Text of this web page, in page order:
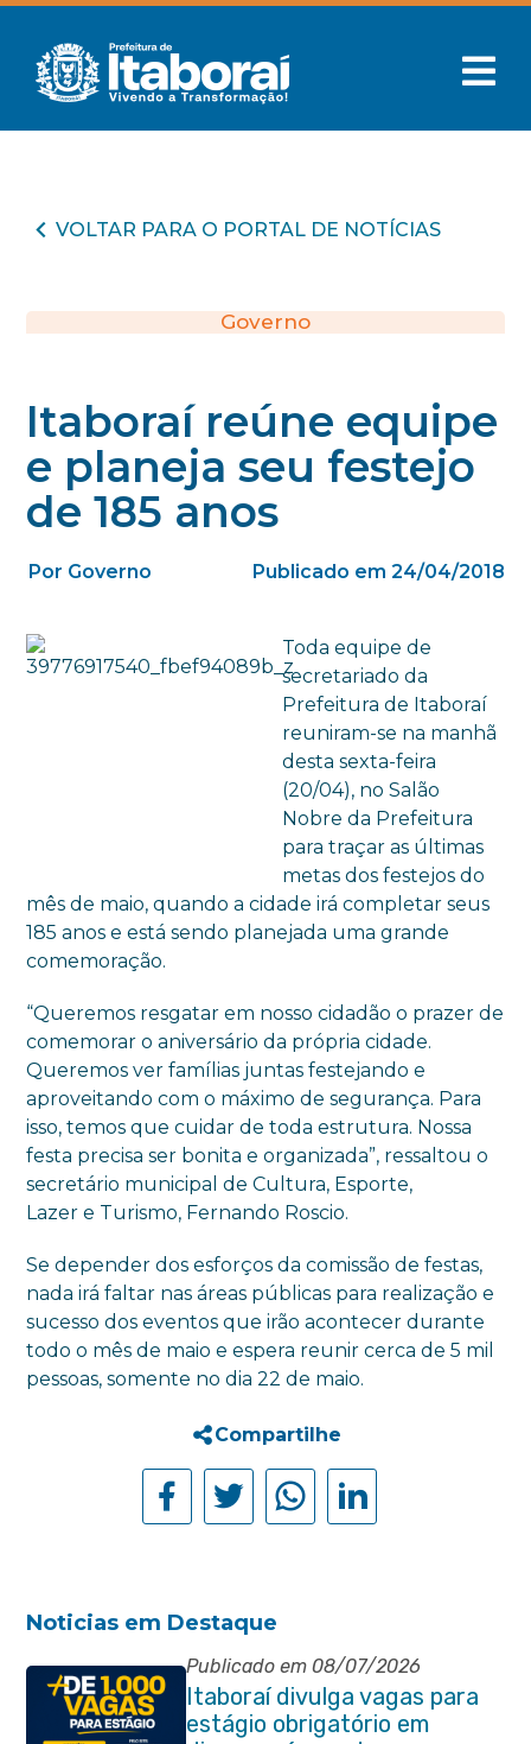
VOLTAR PARA O PORTAL DE NOTÍCIAS
Governo
Itaboraí reúne equipe
e planeja seu festejo
de 185 anos
Por Governo Publicado em 24/04/2018
Toda equipe de
secretariado da
Prefeitura de Itaboraí
reuniram-se na manhã
desta sexta-feira
(20/04), no Salão
Nobre da Prefeitura
para traçar as últimas
metas dos festejos do
mês de maio, quando a cidade irá completar seus
185 anos e está sendo planejada uma grande
comemoração.
“Queremos resgatar em nosso cidadão o prazer de
comemorar o aniversário da própria cidade.
Queremos ver famílias juntas festejando e
aproveitando com o máximo de segurança. Para
isso, temos que cuidar de toda estrutura. Nossa
festa precisa ser bonita e organizada”, ressaltou o
secretário municipal de Cultura, Esporte,
Lazer e Turismo, Fernando Roscio.
Se depender dos esforços da comissão de festas,
nada irá faltar nas áreas públicas para realização e
sucesso dos eventos que irão acontecer durante
todo o mês de maio e espera reunir cerca de 5 mil
pessoas, somente no dia 22 de maio.
Compartilhe
Noticias em Destaque
Publicado em 08/07/2026
Itaboraí divulga vagas para
estágio obrigatório em